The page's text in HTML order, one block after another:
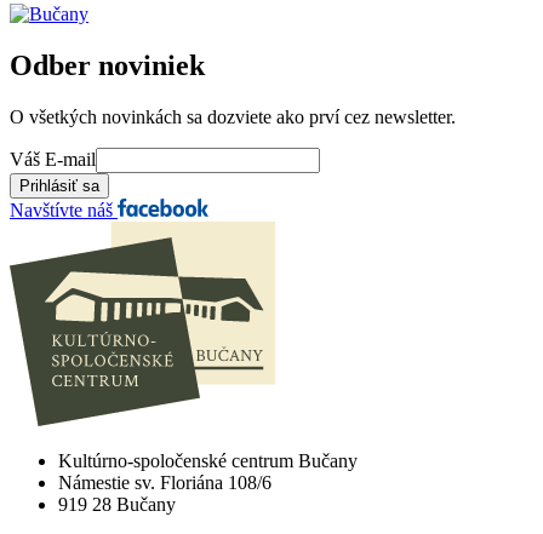
Odber noviniek
O všetkých novinkách sa dozviete ako prví cez newsletter.
Váš E-mail
Navštívte náš
Kultúrno-spoločenské centrum Bučany
Námestie sv. Floriána 108/6
919 28 Bučany